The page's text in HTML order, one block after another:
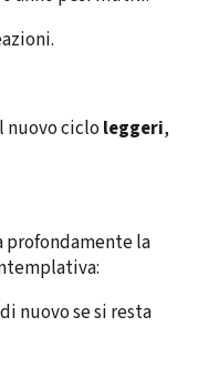
nuovo ciclo leggeri,
profondamente la
nuovo se si resta